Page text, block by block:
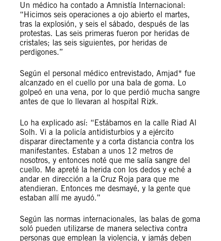
Un médico ha contado a Amnistía Internacional:
“Hicimos seis operaciones a ojo abierto el martes,
tras la explosión, y seis el sábado, después de las
protestas. Las seis primeras fueron por heridas de
cristales; las seis siguientes, por heridas de
perdigones.”
Según el personal médico entrevistado, Amjad* fue
alcanzado en el cuello por una bala de goma. Lo
golpeó en una vena, por lo que perdió mucha sangre
antes de que lo llevaran al hospital Rizk.
Lo ha explicado así: “Estábamos en la calle Riad Al
Solh. Vi a la policía antidisturbios y a ejército
disparar directamente y a corta distancia contra los
manifestantes. Estaban a unos 12 metros de
nosotros, y entonces noté que me salía sangre del
cuello. Me apreté la herida con los dedos y eché a
andar en dirección a la Cruz Roja para que me
atendieran. Entonces me desmayé, y la gente que
estaban allí me ayudó.”
Según las normas internacionales, las balas de goma
soló pueden utilizarse de manera selectiva contra
personas que emplean la violencia, y jamás deben